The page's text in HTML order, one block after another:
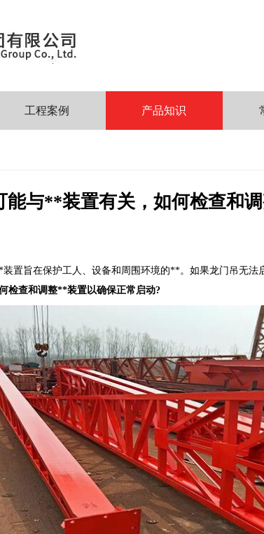
工程案例 产品知识
能与**装置有关，如何检查和
置旨在保护工人、设备和周围环境的**。如果龙门吊无
检查和调整**装置以确保正常启动?